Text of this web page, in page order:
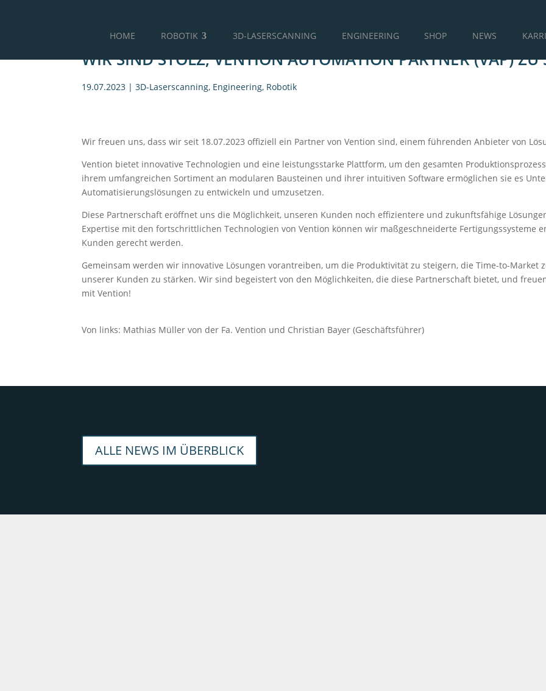
HOME ROBOTIK 3D-LASERSCANNING ENGINEERING SHOP NEWS
WIR SIND STOLZ, VENTION AUTOMATION PARTNER (VAP) ZU
19.07.2023 |3D-Laserscanning, Engineering, Robotik
Wir freuen uns, dass wir seit 18.07.2023 offiziell ein Partner von Vention sind, einem führenden Anbieter von
Vention bietet innovative Technologien und eine leistungsstarke Plattform, um den gesamten
ihrem umfangreichen Sortiment an modularen Bausteinen und ihrer intuitiven Software ermöglichen sie es
Automatisierungslösungen zu entwickeln und umzusetzen.
Diese Partnerschaft eröffnet uns die Möglichkeit, unseren Kunden noch effizientere und zukunftsfähige
Expertise mit den fortschrittlichen Technologien von Vention können wir maßgeschneiderte Fertigungssysteme
Kunden gerecht werden.
Gemeinsam werden wir innovative Lösungen vorantreiben, um die Produktivität zu steigern, die Time-to-
unserer Kunden zu stärken. Wir sind begeistert von den Möglichkeiten, die diese Partnerschaft bietet, und
mit Vention!
Von links: Mathias Müller von der Fa. Vention und Christian Bayer (Geschäftsführer)
ALLE NEWS IM ÜBERBLICK